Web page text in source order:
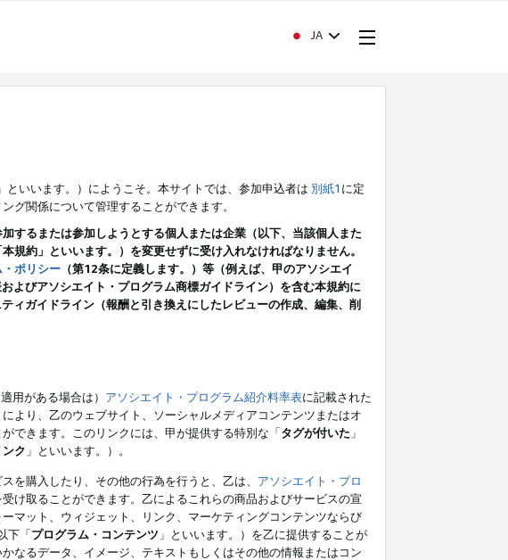
JA
」といいます。）にようこそ。本サイトでは、参加申込者は 別紙1 に定
グ関係について管理することができます。
するまたは参加しようとする個人または企業（以下、当該個人また
約」といいます。）を変更せずに受け入れなければなりません。
ポリシー （第12条に定義します。）等（例えば、甲のアソシエイ
よびアソシエイト・プログラム商標ガイドライン）を含む本規約に
ガイドライン（報酬と引き換えにしたレビューの作成、編集、削
用がある場合は） アソシエイト・プログラム紹介料率表に記載された
より、乙のウェブサイト、ソーシャルメディアコンテンツまたはオ
できます。このリンクには、甲が提供する特別な「タグが付いた 」
ク 」といいます。）。
を購入したり、その他の行為を行うと、乙は、 アソシエイト・プロ
け取ることができます。乙によるこれらの商品およびサービスの宣
マット、ウィジェット、リンク、マーケティングコンテンツならび
下「プログラム・コンテンツ 」といいます。）を乙に提供することが
なるデータ、イメージ、テキストもしくはその他の情報またはコン